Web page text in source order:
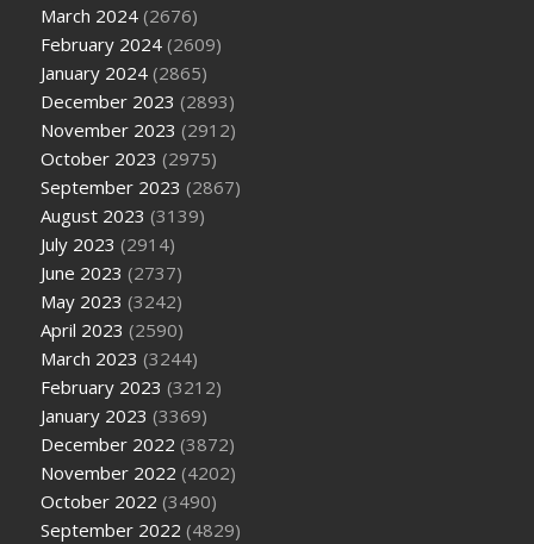
March 2024 (2676)
February 2024 (2609)
January 2024 (2865)
December 2023 (2893)
November 2023 (2912)
October 2023 (2975)
September 2023 (2867)
August 2023 (3139)
July 2023 (2914)
June 2023 (2737)
May 2023 (3242)
April 2023 (2590)
March 2023 (3244)
February 2023 (3212)
January 2023 (3369)
December 2022 (3872)
November 2022 (4202)
October 2022 (3490)
September 2022 (4829)